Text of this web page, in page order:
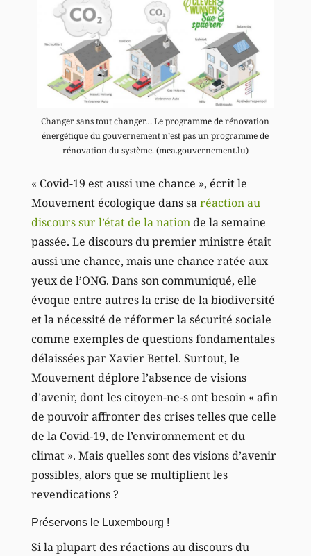
Changer sans tout changer… Le programme de rénovation
énergétique du gouvernement n’est pas un programme de
rénovation du système. (mea.gouvernement.lu)
« Covid-19 est aussi une chance », écrit le
Mouvement écologique dans saréaction au
discours sur l’état de la nationde la semaine
passée. Le discours du premier ministre était
aussi une chance, mais une chance ratée aux
yeux de l’ONG. Dans son communiqué, elle
évoque entre autres la crise de la biodiversité
et la nécessité de réformer la sécurité sociale
comme exemples de questions fondamentales
délaissées par Xavier Bettel. Surtout, le
Mouvement déplore l’absence de visions
d’avenir, dont les citoyen-ne-s ont besoin « afin
de pouvoir affronter des crises telles que celle
de la Covid-19, de l’environnement et du
climat ». Mais quelles sont des visions d’avenir
possibles, alors que se multiplient les
revendications ?
Préservons le Luxembourg !
Si la plupart des réactions au discours du